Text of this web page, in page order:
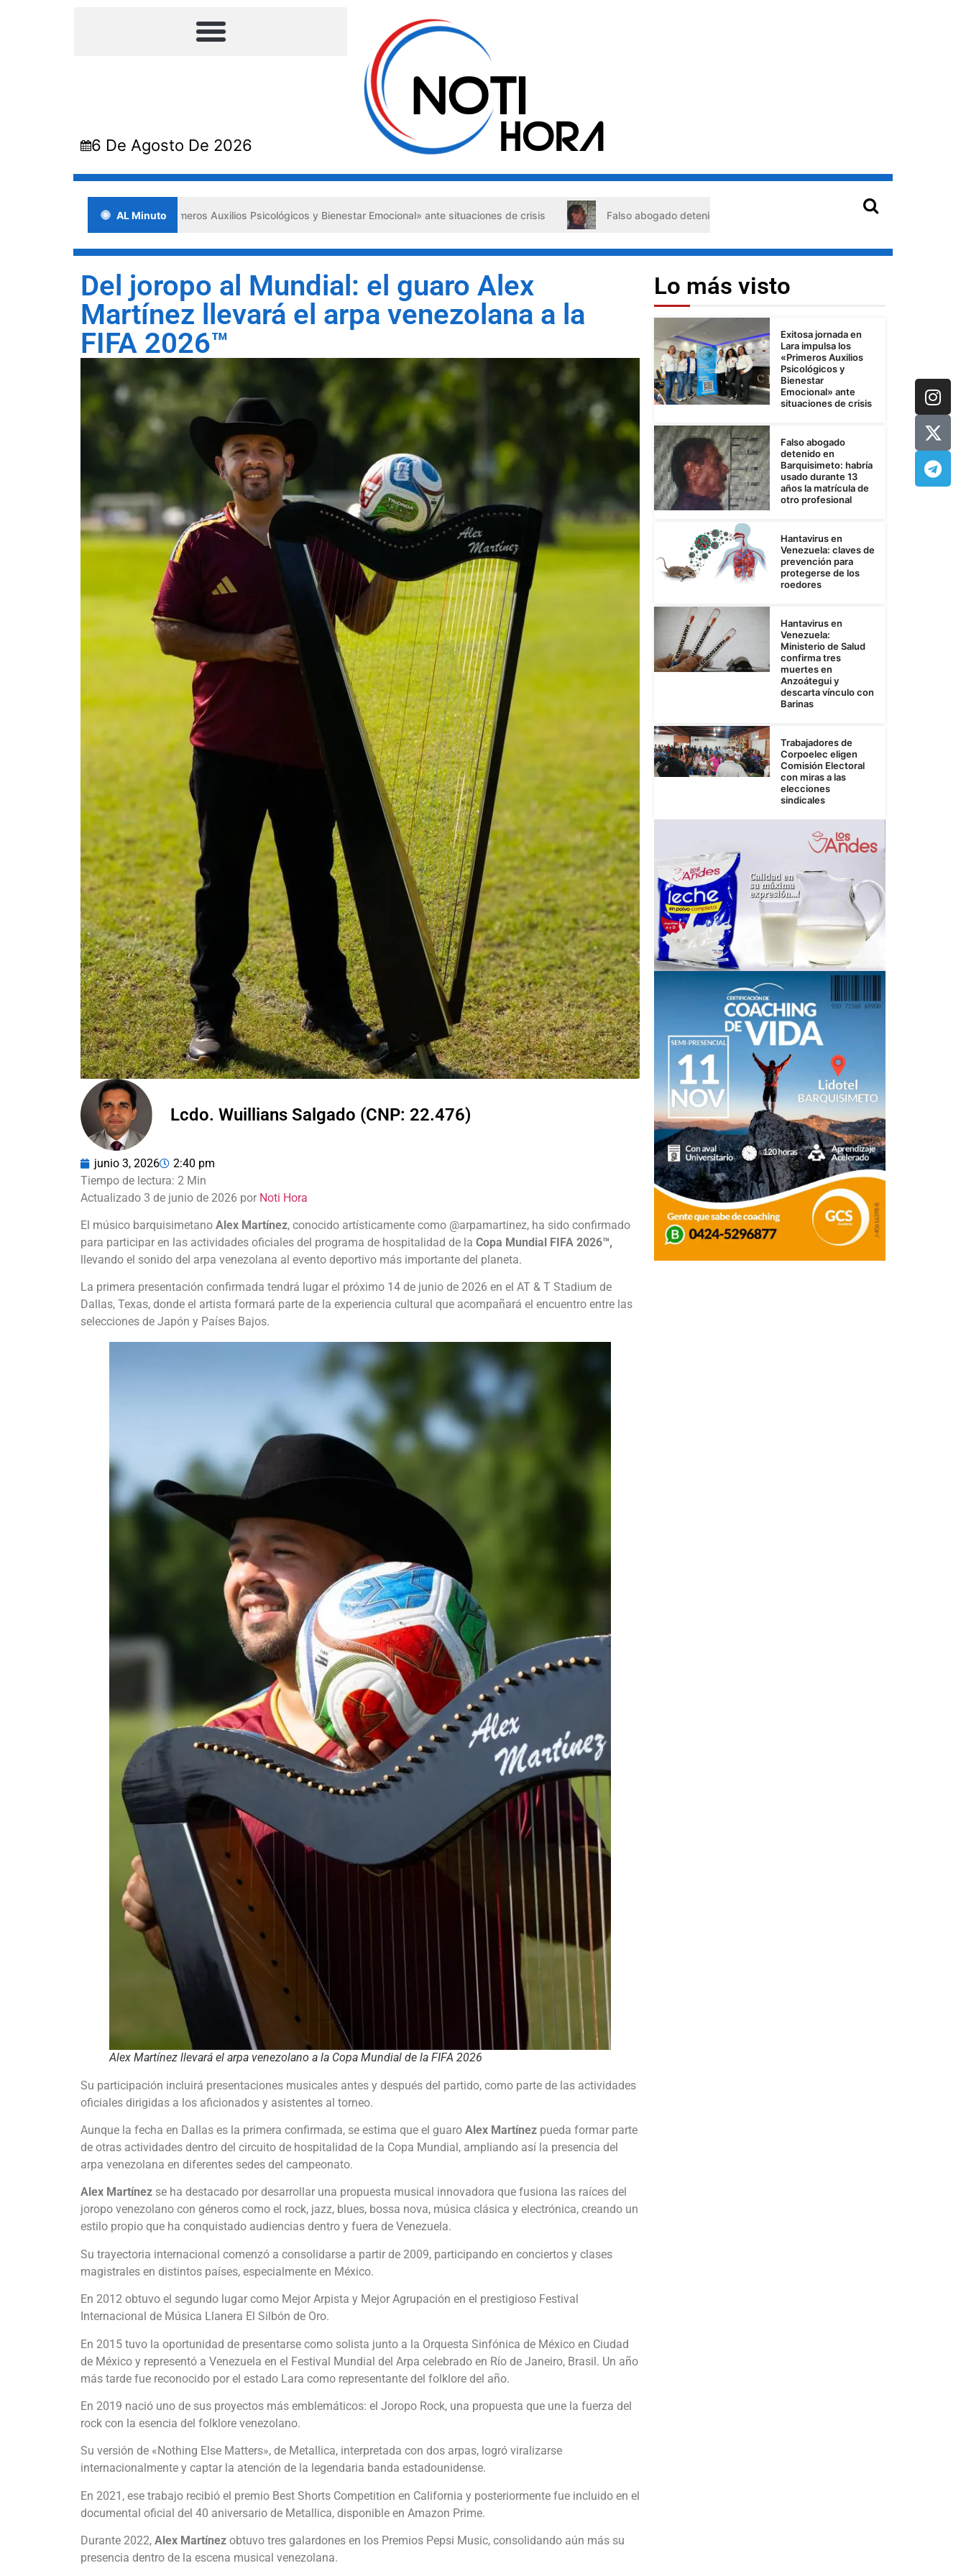
6 De Agosto De 2026
AL Minuto
impulsa los «Primeros Auxilios Psicológicos y Bienestar Emocional» ante situaciones de crisis Falso abogado detenido en Barquisimeto: habría usado durante 13 años la matrícula de otro
Del joropo al Mundial: el guaro Alex
Martínez llevará el arpa venezolana a la
FIFA 2026™️
Lcdo. Wuillians Salgado (CNP: 22.476)
junio 3, 2026 2:40 pm
Actualizado 3 de junio de 2026 por Noti Hora
El músico barquisimetano Alex Martínez, conocido artísticamente como @arpamartinez, ha sido confirmado
para participar en las actividades oficiales del programa de hospitalidad de la Copa Mundial FIFA 2026™️,
llevando el sonido del arpa venezolana al evento deportivo más importante del planeta.
La primera presentación confirmada tendrá lugar el próximo 14 de junio de 2026 en el AT & T Stadium de
Dallas, Texas, donde el artista formará parte de la experiencia cultural que acompañará el encuentro entre las
selecciones de Japón y Países Bajos.
Alex Martínez llevará el arpa venezolano a la Copa Mundial de la FIFA 2026
Su participación incluirá presentaciones musicales antes y después del partido, como parte de las actividades
oficiales dirigidas a los aficionados y asistentes al torneo.
Aunque la fecha en Dallas es la primera confirmada, se estima que el guaro Alex Martínez pueda formar parte
de otras actividades dentro del circuito de hospitalidad de la Copa Mundial, ampliando así la presencia del
arpa venezolana en diferentes sedes del campeonato.
Alex Martínez se ha destacado por desarrollar una propuesta musical innovadora que fusiona las raíces del
joropo venezolano con géneros como el rock, jazz, blues, bossa nova, música clásica y electrónica, creando un
estilo propio que ha conquistado audiencias dentro y fuera de Venezuela.
Su trayectoria internacional comenzó a consolidarse a partir de 2009, participando en conciertos y clases
magistrales en distintos países, especialmente en México.
En 2012 obtuvo el segundo lugar como Mejor Arpista y Mejor Agrupación en el prestigioso Festival
Internacional de Música Llanera El Silbón de Oro.
En 2015 tuvo la oportunidad de presentarse como solista junto a la Orquesta Sinfónica de México en Ciudad
de México y representó a Venezuela en el Festival Mundial del Arpa celebrado en Río de Janeiro, Brasil. Un año
más tarde fue reconocido por el estado Lara como representante del folklore del año.
En 2019 nació uno de sus proyectos más emblemáticos: el Joropo Rock, una propuesta que une la fuerza del
rock con la esencia del folklore venezolano.
Su versión de «Nothing Else Matters», de Metallica, interpretada con dos arpas, logró viralizarse
internacionalmente y captar la atención de la legendaria banda estadounidense.
En 2021, ese trabajo recibió el premio Best Shorts Competition en California y posteriormente fue incluido en el
documental oficial del 40 aniversario de Metallica, disponible en Amazon Prime.
Durante 2022, Alex Martínez obtuvo tres galardones en los Premios Pepsi Music, consolidando aún más su
presencia dentro de la escena musical venezolana.
Lo más visto
Exitosa jornada en
Lara impulsa los
«Primeros Auxilios
Psicológicos y
Bienestar
Emocional» ante
situaciones de crisis
Falso abogado
detenido en
Barquisimeto: habría
usado durante 13
años la matrícula de
otro profesional
Hantavirus en
Venezuela: claves de
prevención para
protegerse de los
roedores
Hantavirus en
Venezuela:
Ministerio de Salud
confirma tres
muertes en
Anzoátegui y
descarta vínculo con
Barinas
Trabajadores de
Corpoelec eligen
Comisión Electoral
con miras a las
elecciones
sindicales